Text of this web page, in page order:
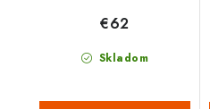
Skladom
€62